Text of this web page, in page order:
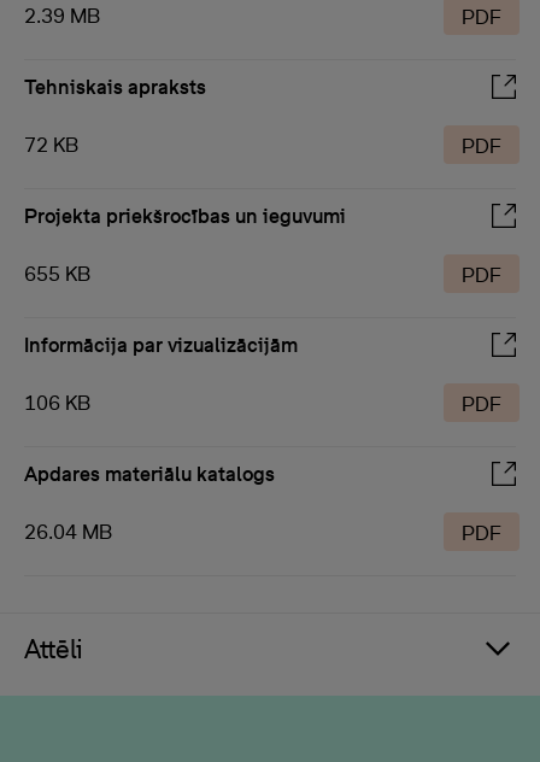
2.39 MB PDF
Tehniskais apraksts
72 KB PDF
Projekta priekšrocības un ieguvumi
655 KB PDF
Informācija par vizualizācijām
106 KB PDF
Apdares materiālu katalogs
26.04 MB PDF
Attēli